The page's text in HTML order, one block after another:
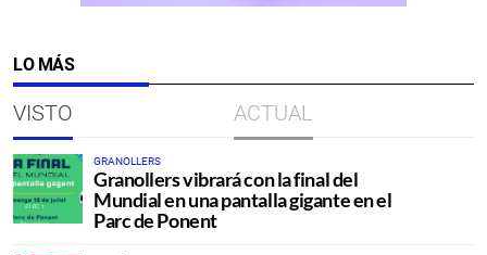
LO MÁS
VISTO ACTUAL
GRANOLLERS
Granollers vibrará con la final del
Mundial en una pantalla gigante en el
Parc de Ponent